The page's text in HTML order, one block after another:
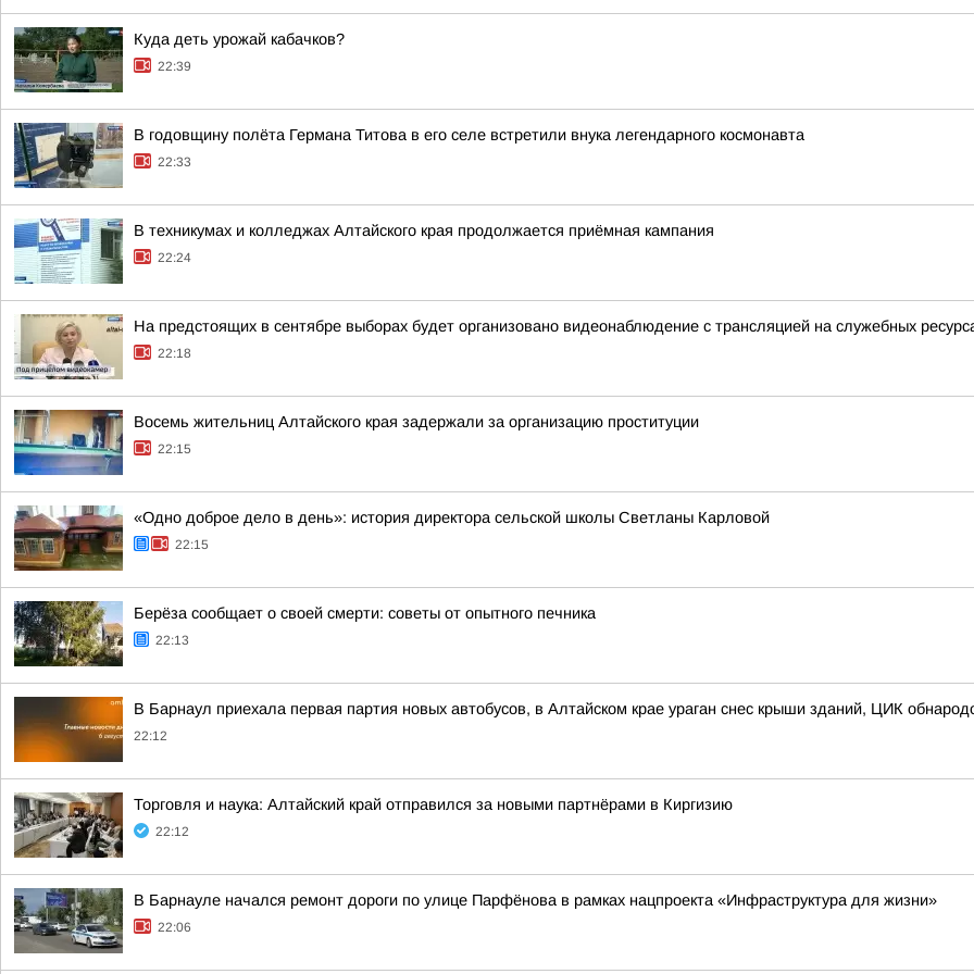
Куда деть урожай кабачков?
22:39
В годовщину полёта Германа Титова в его селе встретили внука легендарного космонавта
22:33
В техникумах и колледжах Алтайского края продолжается приёмная кампания
22:24
На предстоящих в сентябре выборах будет организовано видеонаблюдение с трансляцией на служебных
22:18
Восемь жительниц Алтайского края задержали за организацию проституции
22:15
«Одно доброе дело в день»: история директора сельской школы Светланы Карловой
22:15
Берёза сообщает о своей смерти: советы от опытного печника
22:13
В Барнаул приехала первая партия новых автобусов, в Алтайском крае ураган снес крыши зданий, ЦИК
22:12
Торговля и наука: Алтайский край отправился за новыми партнёрами в Киргизию
22:12
В Барнауле начался ремонт дороги по улице Парфёнова в рамках нацпроекта «Инфраструктура для жизни»
22:06